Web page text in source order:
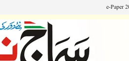
e-Paper